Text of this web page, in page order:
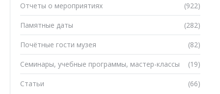
(922)
Отчеты о мероприятиях
(282)
Памятные даты
(82)
Почётные гости музея
(19)
Семинары, учебные программы, мастер-классы
(66)
Статьи